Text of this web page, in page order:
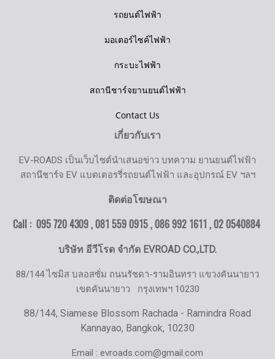
รถยนต์ไฟฟ้า
มอเตอร์ไซค์ไฟฟ้า
กระบะไฟฟ้า
สถานีชาร์จยานยนต์ไฟฟ้า
Contact Us
เกี่ยวกับเรา
EV-ROADS เป็นเว็บไซต์นำเสนอข่าว บทความ ยานยนต์ไฟฟ้า
สถานีชาร์จ EV แบตเตอรรี่รถยนต์ไฟฟ้า และอุปกรณ์ EV ฯลฯ
ติดต่อโฆษณา
Call : 095 720 4309 , 081 559 0915 , 086 992 1611 ,02 0540884
บริษัท อีวีโรด จำกัด EVROAD CO.,LTD.
88/144 ไซมิส บลอสซั่ม ถนนรัชดา-รามอินทรา แขวงคันนายาว
เขตคันนายาว กรุงเทพฯ 10230
88/144, Siamese Blossom Rachada - Ramindra Road
Kannayao, Bangkok, 10230
Email : evroads.com@gmail.com